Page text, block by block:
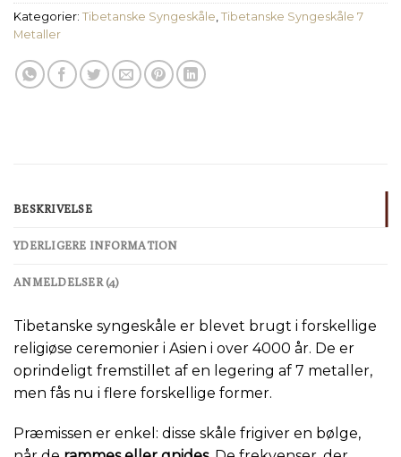
Kategorier: Tibetanske Syngeskåle Tibetanske Syngeskåle 7
Metaller
BESKRIVELSE
YDERLIGERE INFORMATION
ANMELDELSER (4)
Tibetanske syngeskåle er blevet brugt i forskellige
religiøse ceremonier i Asien i over 4000 år. De er
oprindeligt fremstillet af en legering af 7 metaller,
men fås nu i flere forskellige former.
Præmissen er enkel: disse skåle frigiver en bølge,